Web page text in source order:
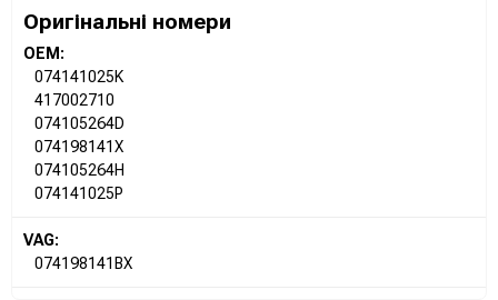
Оригінальні номери
OEM:
074141025K
417002710
074105264D
074198141X
074105264H
074141025P
VAG:
074198141BX